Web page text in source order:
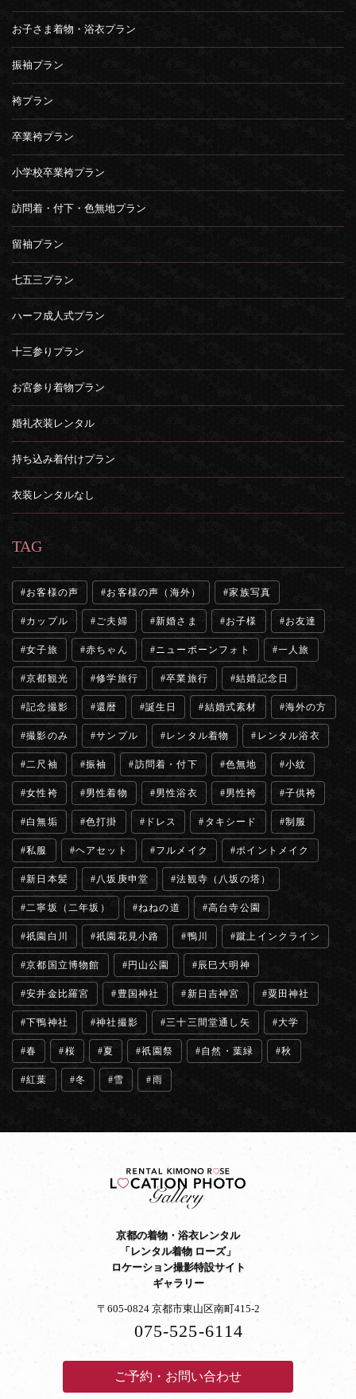
お子さま着物・浴衣プラン
振袖プラン
袴プラン
卒業袴プラン
小学校卒業袴プラン
訪問着・付下・色無地プラン
留袖プラン
七五三プラン
ハーフ成人式プラン
十三参りプラン
お宮参り着物プラン
婚礼衣装レンタル
持ち込み着付けプラン
衣装レンタルなし
TAG
お客様の声 お客様の声（海外） 家族写真
カップル ご夫婦 新婚さま お子様 お友達
女子旅 赤ちゃん ニューボーンフォト 一人旅
京都観光 修学旅行 卒業旅行 結婚記念日
記念撮影 還暦 誕生日 結婚式素材 海外の方
撮影のみ サンプル レンタル着物 レンタル浴衣
二尺袖 振袖 訪問着・付下 色無地 小紋
女性袴 男性着物 男性浴衣 男性袴 子供袴
白無垢 色打掛 ドレス タキシード 制服
私服 ヘアセット フルメイク ポイントメイク
新日本髪 八坂庚申堂 法観寺（八坂の塔）
二寧坂（二年坂） ねねの道 高台寺公園
祇園白川 祇園花見小路 鴨川 蹴上インクライン
京都国立博物館 円山公園 辰巳大明神
安井金比羅宮 豊国神社 新日吉神宮 粟田神社
下鴨神社 神社撮影 三十三間堂通し矢 大学
春 桜 夏 祇園祭 自然・葉緑 秋
紅葉 冬 雪 雨
京都の着物・浴衣レンタル
「レンタル着物 ローズ」
ロケーション撮影特設サイト
ギャラリー
〒605-0824 京都市東山区南町415-2
075-525-6114
ご予約・お問い合わせ